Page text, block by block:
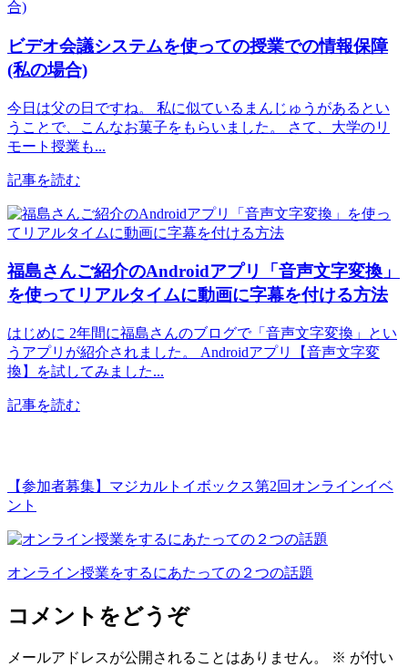
ビデオ会議システムを使っての授業での情報保障
(私の場合)
今日は父の日ですね。 私に似ているまんじゅうがあるとい
うことで、こんなお菓子をもらいました。 さて、大学のリ
モート授業も...
記事を読む
福島さんご紹介のAndroidアプリ「音声文字変換」
を使ってリアルタイムに動画に字幕を付ける方法
はじめに 2年間に福島さんのブログで「音声文字変換」とい
うアプリが紹介されました。 Androidアプリ【音声文字変
換】を試してみました...
記事を読む
【参加者募集】マジカルトイボックス第2回オンラインイベ
ント
オンライン授業をするにあたっての２つの話題
コメントをどうぞ
メールアドレスが公開されることはありません。 ※ が付い